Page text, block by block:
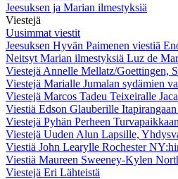
Jeesuksen ja Marian ilmestyksiä
Viestejä
Uusimmat viestit
Jeesuksen Hyvän Paimenen viestiä
Neitsyt Marian ilmestyksiä Luz de
Viestejä Annelle Mellatz/Goettingen,
Viestejä Marialle Jumalan sydämien
Viestejä Marcos Tadeu Teixeiralle
Viestiä Edson Glauberille
Viestejä Pyhän Perheen
Viestejä Uuden Alun Lapsille,
Viestiä John Learylle Rochester
Viestiä Maureen Sweeney-Kylen
Viestejä Eri Lähteistä